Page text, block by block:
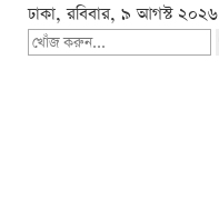
ঢাকা, রবিবার, ৯ আগস্ট ২০২৬